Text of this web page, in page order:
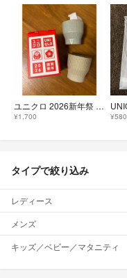
ユニクロ 2026新年祭 波佐見焼 湯呑み2個セット 謹賀新年 ノベルティ
¥1,700 ¥580
タイプで絞り込み
レディース
メンズ
キッズ／ベビー／マタニティ